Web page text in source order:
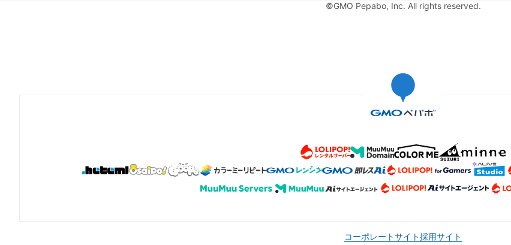
©GMO Pepabo, Inc. All rights reserved.
コーポレートサイト採用サイト